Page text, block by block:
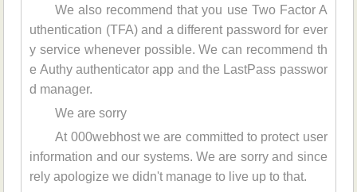
We also recommend that you use Two Factor A
uthentication (TFA) and a different password for ever
y service whenever possible. We can recommend th
e Authy authenticator app and the LastPass passwor
d manager.
We are sorry
At 000webhost we are committed to protect user
information and our systems. We are sorry and since
rely apologize we didn't manage to live up to that.